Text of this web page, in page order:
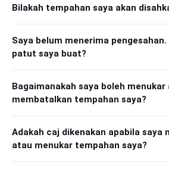
Bilakah tempahan saya akan
Saya belum menerima pengesahan.
patut saya buat?
Bagaimanakah saya boleh menukar
membatalkan tempahan saya?
Adakah caj dikenakan apabila saya
atau menukar tempahan saya?